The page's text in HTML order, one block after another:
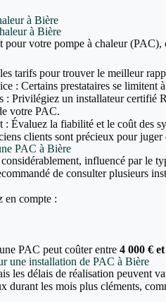
à Bière
à Bière
votre pompe à chaleur (PAC),
tarifs pour trouver le meilleur
: Certains prestataires se limitent
: Privilégiez un installateur certifié
votre PAC.
Évaluez la fiabilité et le coût des
clients sont précieux pour
PAC à Bière
influencé par le
de consulter plusieurs
en compte :
PAC peut coûter entre4 000 €
une installation de PAC à Bière
les délais de réalisation peuvent
durant les mois plus cléments,